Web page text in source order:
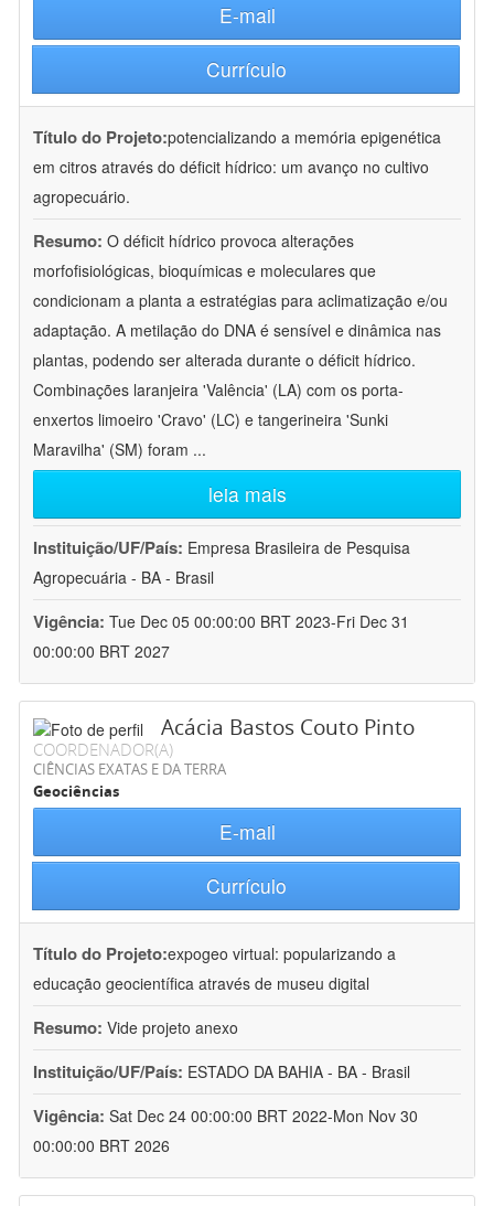
E-mail
Currículo
Título do Projeto:potencializando a memória epigenética
em citros através do déficit hídrico: um avanço no cultivo
agropecuário.
Resumo: O déficit hídrico provoca alterações
morfofisiológicas, bioquímicas e moleculares que
condicionam a planta a estratégias para aclimatização e/ou
adaptação. A metilação do DNA é sensível e dinâmica nas
plantas, podendo ser alterada durante o déficit hídrico.
Combinações laranjeira 'Valência' (LA) com os porta-
enxertos limoeiro 'Cravo' (LC) e tangerineira 'Sunki
Maravilha' (SM) foram ...
leia mais
Instituição/UF/País: Empresa Brasileira de Pesquisa
Agropecuária - BA - Brasil
Vigência: Tue Dec 05 00:00:00 BRT 2023-Fri Dec 31
00:00:00 BRT 2027
Acácia Bastos Couto Pinto
COORDENADOR(A)
CIÊNCIAS EXATAS E DA TERRA
Geociências
E-mail
Currículo
Título do Projeto:expogeo virtual: popularizando a
educação geocientífica através de museu digital
Resumo: Vide projeto anexo
Instituição/UF/País: ESTADO DA BAHIA - BA - Brasil
Vigência: Sat Dec 24 00:00:00 BRT 2022-Mon Nov 30
00:00:00 BRT 2026